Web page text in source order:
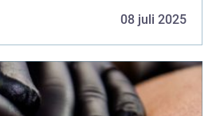
08 juli 2025